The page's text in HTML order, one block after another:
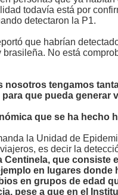
todavía está por
detectaron la P1.
que habrían
No está
nosotros tengamos
que pueda generar
que se ha hecho
la Unidad de
es decir la
Centinela, que consiste
en lugares
en grupos de edad
pese a que en el